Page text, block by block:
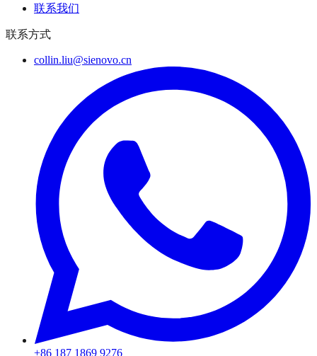
联系我们
联系方式
collin.liu@sienovo.cn
+86 187 1869 9276